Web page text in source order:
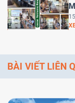
BÀI VIẾT LIÊN